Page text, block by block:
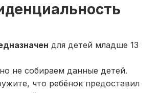
для детей младше 13
не собираем данные детей.
что ребёнок предоставил